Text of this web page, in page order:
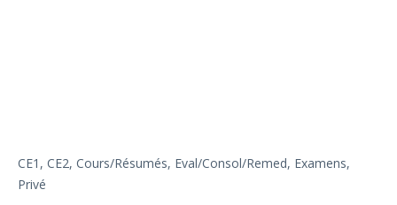
CE1, CE2, Cours/Résumés, Eval/Consol/Remed, Examens,
Privé